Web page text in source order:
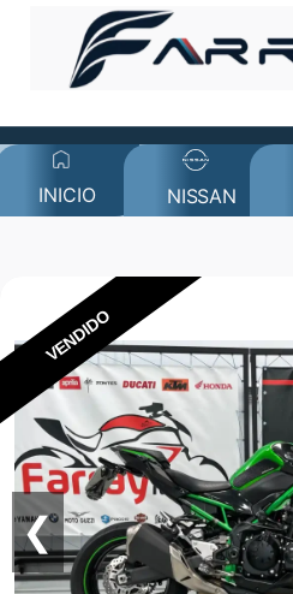
INICIO NISSAN
❮
VENDIDO